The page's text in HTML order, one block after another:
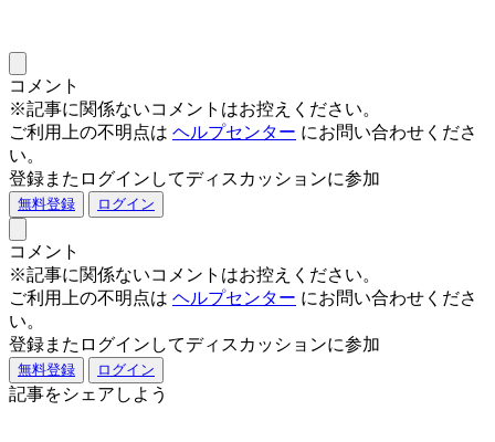
コメント
※記事に関係ないコメントはお控えください。
ご利用上の不明点は ヘルプセンター にお問い合わせくださ
い。
登録またログインしてディスカッションに参加
無料登録 ログイン
コメント
※記事に関係ないコメントはお控えください。
ご利用上の不明点は ヘルプセンター にお問い合わせくださ
い。
登録またログインしてディスカッションに参加
無料登録 ログイン
記事をシェアしよう